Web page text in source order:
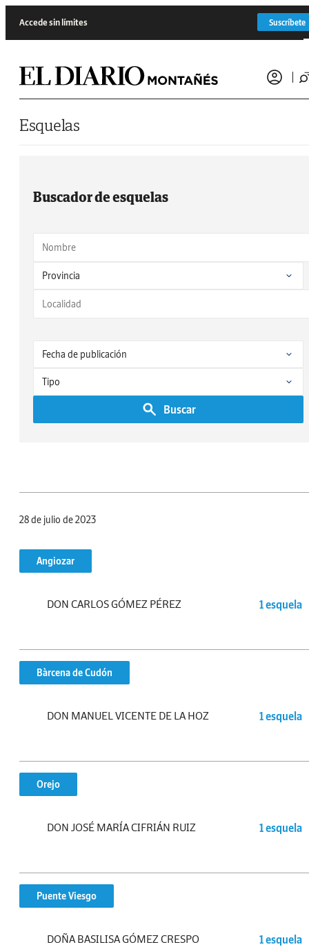
Accede sin límites Suscríbete
Esquelas
Buscador de esquelas
Buscar
28 de julio de 2023
Angiozar
DON CARLOS GÓMEZ PÉREZ 1 esquela
Bàrcena de Cudón
DON MANUEL VICENTE DE LA HOZ 1 esquela
Orejo
DON JOSÉ MARÍA CIFRIÁN RUIZ 1 esquela
Puente Viesgo
DOÑA BASILISA GÓMEZ CRESPO 1 esquela